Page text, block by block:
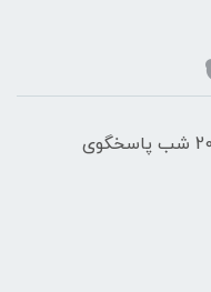
هفت روز هفته، از ساعت 8 صبح تا 20 شب پاسخگوی